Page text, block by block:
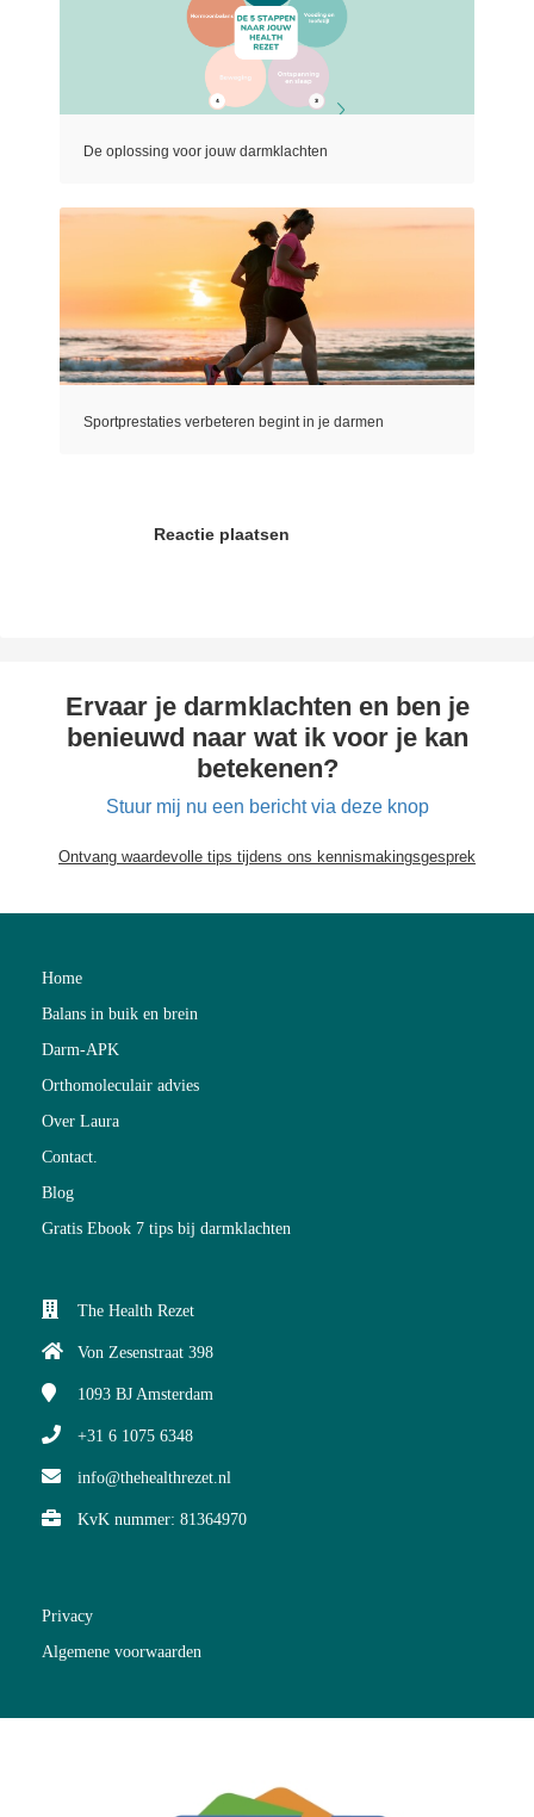
De oplossing voor jouw darmklachten
Sportprestaties verbeteren begint in je darmen
Reactie plaatsen
Ervaar je darmklachten en ben je
benieuwd naar wat ik voor je kan
betekenen?
Stuur mij nu een bericht via deze knop
Ontvang waardevolle tips tijdens ons kennismakingsgesprek
Home
Balans in buik en brein
Darm-APK
Orthomoleculair advies
Over Laura
Contact.
Blog
Gratis Ebook 7 tips bij darmklachten
The Health Rezet
Von Zesenstraat 398
1093 BJ Amsterdam
+31 6 1075 6348
info@thehealthrezet.nl
KvK nummer: 81364970
Privacy
Algemene voorwaarden